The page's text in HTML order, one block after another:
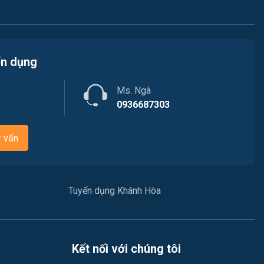
Nhà hàng / Khách sạn
Nông - Lâm - Thủy Sản
Việc làm Phường Cam Linh
Việc làm Xã Nam Cam Ranh
Việc làm Xã Bắc Ninh Hòa
dụng
Ms. Ngà
0936687303
vấn
Tuyển dụng Khánh Hòa
Kết nối với chúng tôi